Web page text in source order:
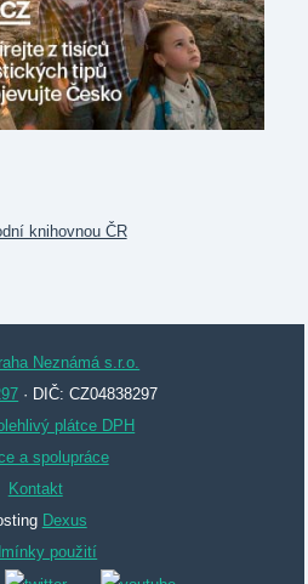
Neznámá s.r.o.
· DIČ: CZ04838297
plátce DPH
a spolupráce
Kontakt
Dexus
použití